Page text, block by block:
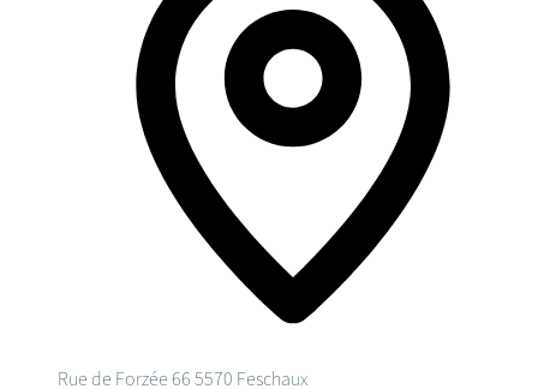
Rue de Forzée 66 5570 Feschaux